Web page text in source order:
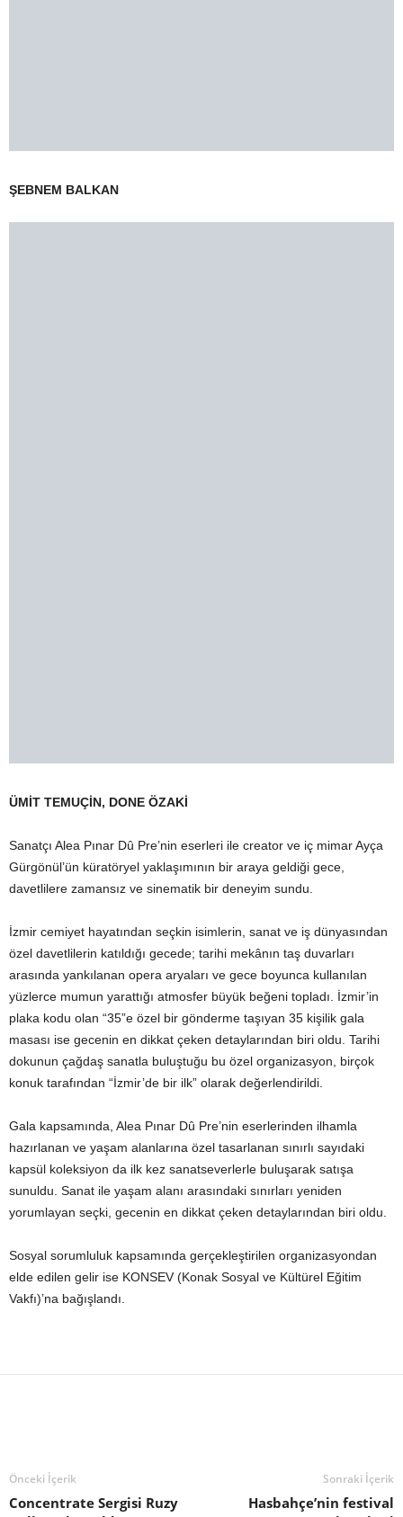
ŞEBNEM BALKAN
ÜMİT TEMUÇİN, DONE ÖZAKİ
Sanatçı Alea Pınar Dû Pre’nin eserleri ile creator ve iç mimar Ayça
Gürgönül’ün küratöryel yaklaşımının bir araya geldiği gece,
davetlilere zamansız ve sinematik bir deneyim sundu.
İzmir cemiyet hayatından seçkin isimlerin, sanat ve iş dünyasından
özel davetlilerin katıldığı gecede; tarihi mekânın taş duvarları
arasında yankılanan opera aryaları ve gece boyunca kullanılan
yüzlerce mumun yarattığı atmosfer büyük beğeni topladı. İzmir’in
plaka kodu olan “35”e özel bir gönderme taşıyan 35 kişilik gala
masası ise gecenin en dikkat çeken detaylarından biri oldu. Tarihi
dokunun çağdaş sanatla buluştuğu bu özel organizasyon, birçok
konuk tarafından “İzmir’de bir ilk” olarak değerlendirildi.
Gala kapsamında, Alea Pınar Dû Pre’nin eserlerinden ilhamla
hazırlanan ve yaşam alanlarına özel tasarlanan sınırlı sayıdaki
kapsül koleksiyon da ilk kez sanatseverlerle buluşarak satışa
sunuldu. Sanat ile yaşam alanı arasındaki sınırları yeniden
yorumlayan seçki, gecenin en dikkat çeken detaylarından biri oldu.
Sosyal sorumluluk kapsamında gerçekleştirilen organizasyondan
elde edilen gelir ise KONSEV (Konak Sosyal ve Kültürel Eğitim
Vakfı)’na bağışlandı.
Önceki İçerik
Concentrate Sergisi Ruzy
Sonraki İçerik
Hasbahçe’nin festival